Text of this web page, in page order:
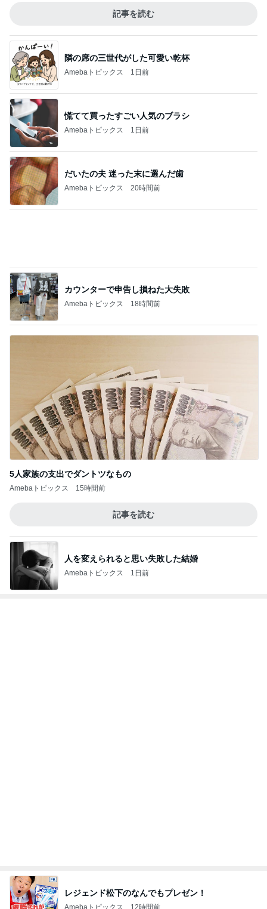
Amebaトピックス 1日前
慌てて買ったすごい人気のブラシ
Amebaトピックス 1日前
だいたの夫 迷った末に選んだ歯
Amebaトピックス 20時間前
5人家族の支出でダントツなもの
Amebaトピックス 15時間前
記事を読む
Amebaトピックス 1日前
夫が買ってきた段ボールの有効利用
Amebaトピックス 10時間前